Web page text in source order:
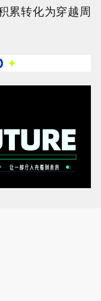
累转化为穿越周